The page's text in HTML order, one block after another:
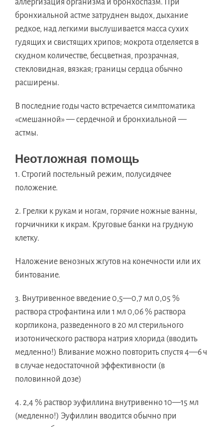
аллергизация организма и бронхоспазм. При
бронхиальной астме затруднен выдох, дыхание
редкое, над легкими выслушивается масса сухих
гудящих и свистящих хрипов; мокрота отделяется в
скудном количестве, бесцветная, прозрачная,
стекловидная, вязкая; границы сердца обычно
расширены.
В последние годы часто встречается симптоматика
«смешанной» — сердечной и бронхиальной —
астмы.
Неотложная помощь
1. Строгий постельный режим, полусидячее
положение.
2. Грелки к рукам и ногам, горячие ножные ванны,
горчичники к икрам. Круговые банки на грудную
клетку.
Наложение венозных жгутов на конечности или их
бинтование.
3. Внутривенное введение 0,5—0,7 мл 0,05 %
раствора строфантина или 1 мл 0,06 % раствора
коргликона, разведенного в 20 мл стерильного
изотонического раствора натрия хлорида (вводить
медленно!) Вливание можно повторить спустя 4—6 ч
в случае недостаточной эффективности (в
половинной дозе)
4. 2,4 % раствор эуфиллина внутривенно 10—15 мл
(медленно!) Эуфиллин вводится обычно при